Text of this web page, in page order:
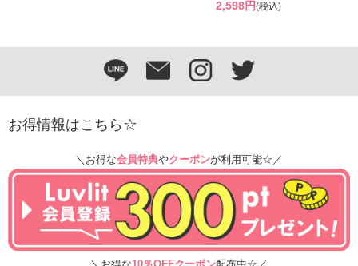
2,598円(税込)
お得情報はこちら☆
＼お得な会員特典やクーポンが利用可能☆／